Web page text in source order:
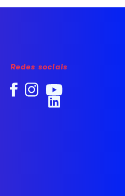
Redes sociais